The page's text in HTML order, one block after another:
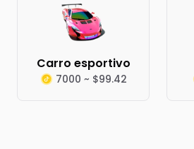
Carro esportivo
7000 ~ $99.42